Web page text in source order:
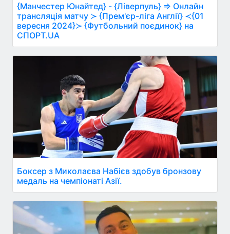
{Манчестер Юнайтед} - {Ліверпуль} ⇒ Онлайн
трансляція матчу ≻ {Прем'єр-ліга Англії} ≺{01
вересня 2024}≻ {Футбольний поєдинок} на
СПОРТ.UA
Боксер з Миколаєва Набієв здобув бронзову
медаль на чемпіонаті Азії.